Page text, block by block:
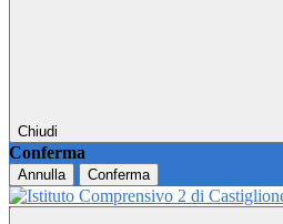
Chiudi
Conferma
Annulla Conferma